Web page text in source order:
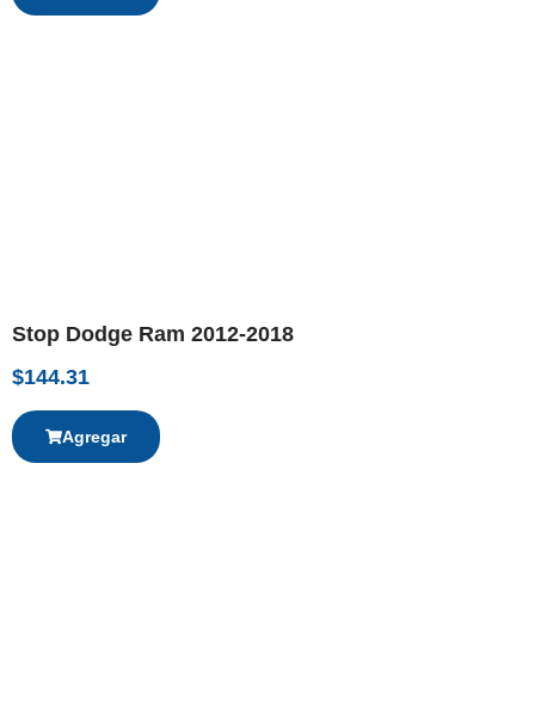
Stop Dodge Ram 2012-2018
$144.31
Agregar